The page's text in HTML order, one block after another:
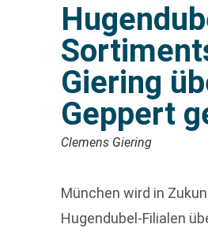
Giering
Geppert
Clemens Giering
München wird in
Hugendubel-Filialen